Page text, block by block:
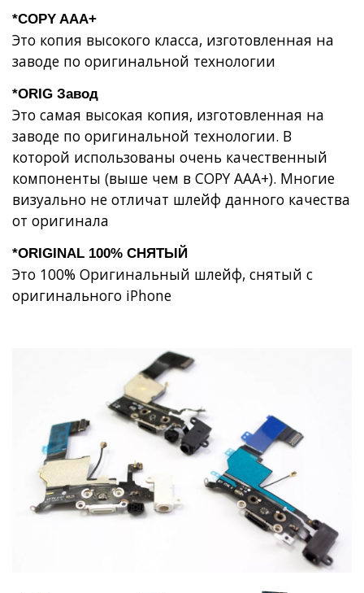
*COPY AAA+
Это копия высокого класса, изготовленная на
заводе по оригинальной технологии
*ORIG Завод
Это самая высокая копия, изготовленная на
заводе по оригинальной технологии. В
которой использованы очень качественный
компоненты (выше чем в COPY AAA+). Многие
визуально не отличат шлейф данного качества
от оригинала
*ORIGINAL 100% СНЯТЫЙ
Это 100% Оригинальный шлейф, снятый с
оригинального iPhone